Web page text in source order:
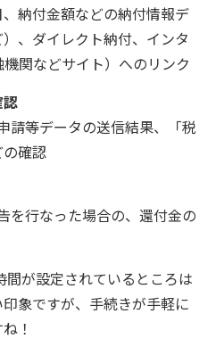
納付金額などの納付情報デ
、ダイレクト納付、インタ
関などサイト）へのリンク
請等データの送信結果、「税
確認
を行なった場合の、還付金の
が設定されているところは
象ですが、手続きが手軽に
！